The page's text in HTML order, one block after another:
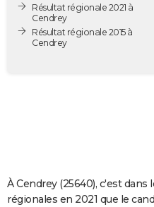
Destinations
City break
Voyage nature
Voyage de noces
Forum
PHOTO
GUIDES D'ACHAT
COPAINS D'AVANT
Résultat régionale 2021 à
Cendrey
Résultat régionale 2015 à
Cendrey
À Cendrey (25640), c'est
régionales en 2021 que le